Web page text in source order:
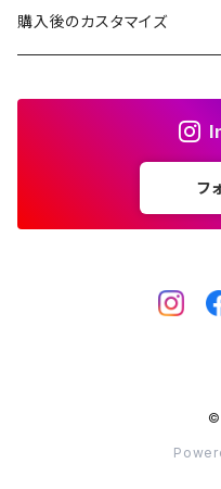
2ND文字盤
1ST文字盤
CROWN（リューズ）
レザーベルト
一点モノ-即納（ハンドメイド）
購入後のカスタマイズ
フ
©